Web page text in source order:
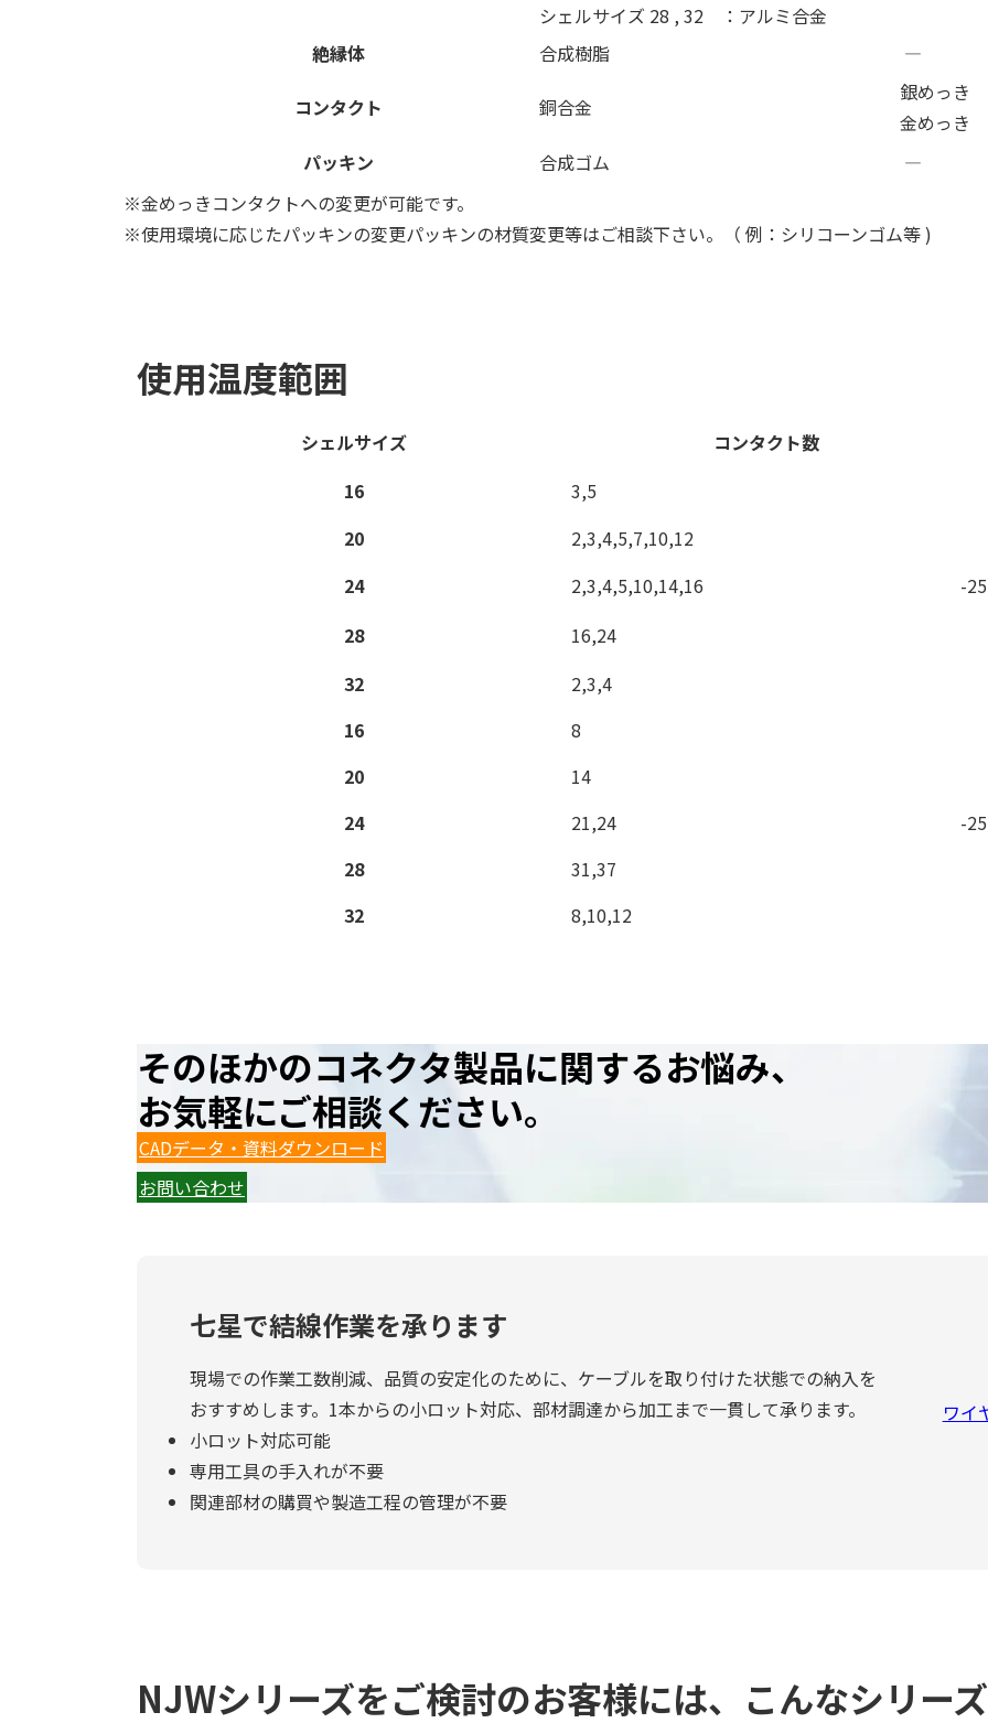
シェルサイズ 28 , 32 ：アルミ合金
絶縁体 合成樹脂 ―
コンタクト 銅合金
銀めっき
金めっき
パッキン
合成ゴム
―
※金めっきコンタクトへの変更が可能です。
※使用環境に応じたパッキンの変更パッキンの材質変更等はご相談下さい。（ 例：シリコーンゴム等 )
使用温度範囲
シェルサイズ
コンタクト数
16
3,5
-
20
2,3,4,5,7,10,12
24
2,3,4,5,10,14,16
28
16,24
32
2,3,4
16
8
-
20
14
24
21,24
28
31,37
32
8,10,12
そのほかのコネクタ製品に関するお悩み、
お気軽にご相談ください。
CADデータ・資料ダウンロード
お問い合わせ
七星で結線作業を承ります
現場での作業工数削減、品質の安定化のために、ケーブルを取り付けた状態での納入を
おすすめします。1本からの小ロット対応、部材調達から加工まで一貫して承ります。
小ロット対応可能
専用工具の手入れが不要
関連部材の購買や製造工程の管理が不要
ワイ
NJWシリーズをご検討のお客様には、こんなシリー